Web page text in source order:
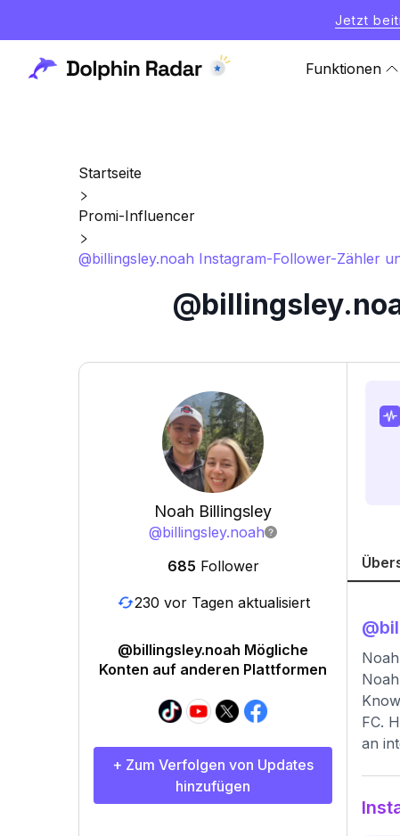
Jetzt
Funktionen
Startseite
Promi-Influencer
@billingsley.noah Instagram-Follower-Zähler
Noah Billingsley
@billingsley.noah
685 Follower
230 vor Tagen aktualisiert
@billingsley.noah Mögliche
Konten auf anderen Plattformen
+ Zum Verfolgen von Updates
hinzufügen
@
FC.
an